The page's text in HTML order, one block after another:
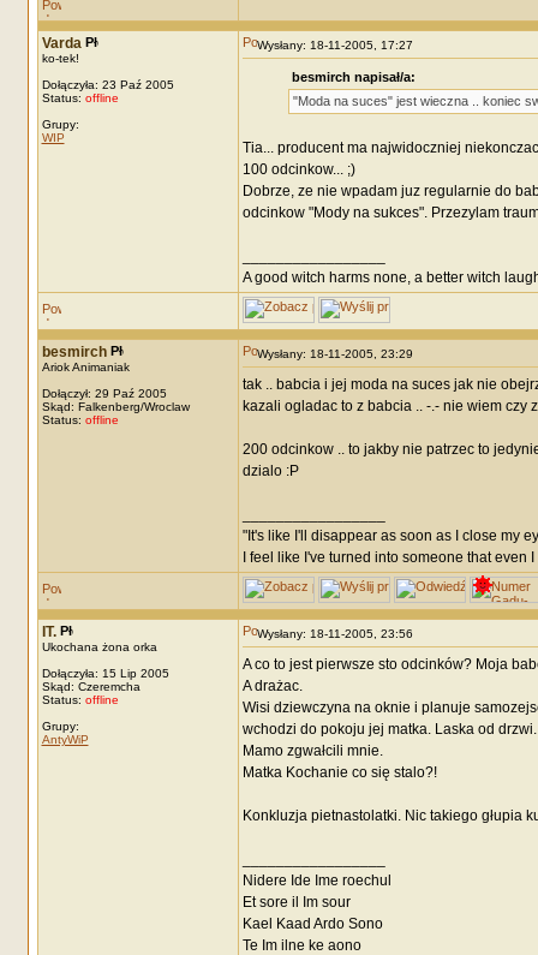
Varda
ko-tek!
Dołączyła: 23 Paź 2005
Status: offline
Grupy:
WIP
Wysłany: 18-11-2005, 17:27
besmirch napisał/a:
"Moda na suces" jest wieczna .. koniec
Tia... producent ma najwidoczniej
100 odcinkow... ;)
Dobrze, ze nie wpadam juz regularnie do
odcinkow "Mody na sukces". Przezylam
A good witch harms none, a better witch
besmirch
Ariok Animaniak
Dołączył: 29 Paź 2005
Skąd: Falkenberg/Wroclaw
Status: offline
Wysłany: 18-11-2005, 23:29
tak .. babcia i jej moda na suces jak nie
kazali ogladac to z babcia .. -.- nie wiem czy
200 odcinkow .. to jakby nie patrzec to
dzialo :P
"It's like I'll disappear as soon as I close my
I feel like I've turned into someone that even
IT.
Ukochana żona orka
Dołączyła: 15 Lip 2005
Skąd: Czeremcha
Status: offline
Grupy:
AntyWiP
Wysłany: 18-11-2005, 23:56
A co to jest pierwsze sto odcinków? Moja
A drażac.
Wisi dziewczyna na oknie i planuje
wchodzi do pokoju jej matka. Laska od drzwi.
Mamo zgwałcili mnie.
Matka Kochanie co się stalo?!
Konkluzja pietnastolatki. Nic takiego głupia
Nidere Ide Ime roechul
Et sore il Im sour
Kael Kaad Ardo Sono
Te Im ilne ke aono